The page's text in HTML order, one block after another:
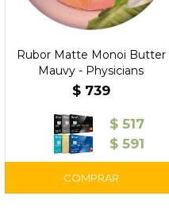
Rubor Matte Monoi Butter
Mauvy - Physicians
$ 739
$ 517
$ 591